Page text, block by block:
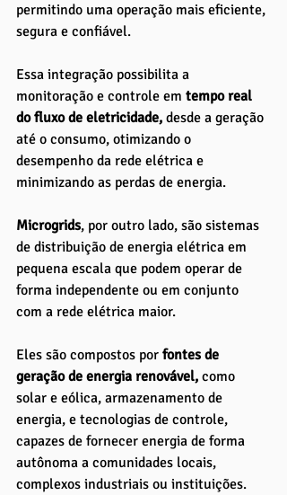
permitindo uma operação mais eficiente,
segura e confiável.
Essa integração possibilita a
monitoração e controle em tempo real
do fluxo de eletricidade, desde a geração
até o consumo, otimizando o
desempenho da rede elétrica e
minimizando as perdas de energia.
Microgrids, por outro lado, são sistemas
de distribuição de energia elétrica em
pequena escala que podem operar de
forma independente ou em conjunto
com a rede elétrica maior.
Eles são compostos por fontes de
geração de energia renovável, como
solar e eólica, armazenamento de
energia, e tecnologias de controle,
capazes de fornecer energia de forma
autônoma a comunidades locais,
complexos industriais ou instituições.